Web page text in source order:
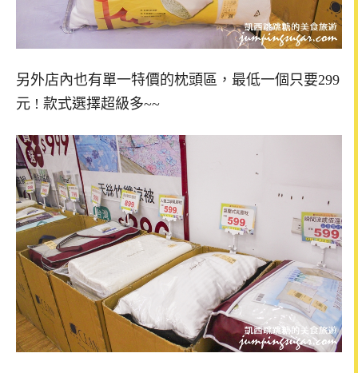
另外店內也有單一特價的枕頭區，最低一個只要299
元 ! 款式選擇超級多~~